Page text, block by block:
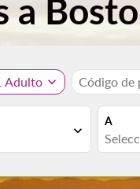
a
Adulto expand_more Código de
expand_more
A